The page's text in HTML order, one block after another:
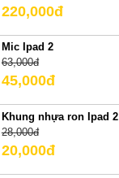
220,000đ
Mic Ipad 2
63,000đ
45,000đ
Khung nhựa ron Ipad 2
28,000đ
20,000đ